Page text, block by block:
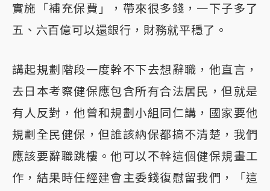
實施「補充保費」，帶來很多錢，一下子多了
五、六百億可以還銀行，財務就平穩了。
講起規劃階段一度幹不下去想辭職，他直言，
去日本考察健保應包含所有合法居民，但就是
有人反對，他曾和規劃小組同仁講，國家要他
規劃全民健保，但誰該納保都搞不清楚，我們
應該要辭職跳樓。他可以不幹這個健保規畫工
作，結果時任經建會主委錢復慰留我們，「這